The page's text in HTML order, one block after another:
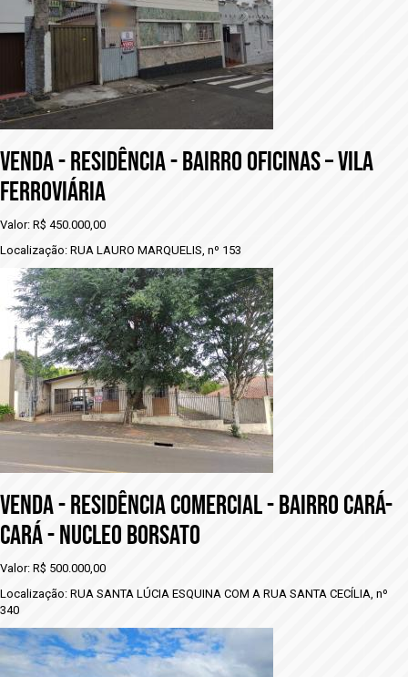
VENDA - rESIDÊNCIA - BAIRRO OFICINAS – VILA
FERROVIÁRIA
Valor: R$ 450.000,00
Localização: RUA LAURO MARQUELIS, nº 153
VENDA - rESIDÊNCIA COMERCIAL - BAIRRO CARÁ-
CARÁ - NUCLEO BORSATO
Valor: R$ 500.000,00
Localização: RUA SANTA LÚCIA ESQUINA COM A RUA SANTA CECÍLIA, nº
340